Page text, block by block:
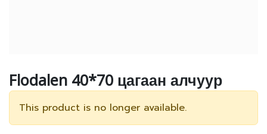
Flodalen 40*70 цагаан алчуур
This product is no longer available.